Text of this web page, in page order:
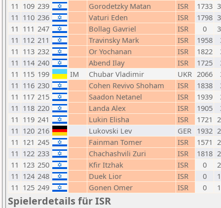
11 109 239 Gorodetzky Matan ISR 1733
11 110 236 Vaturi Eden ISR 1798
11 111 247 Bollag Gavriel ISR 0
11 112 211 Travinsky Mark ISR 1958
11 113 232 Or Yochanan ISR 1822
11 114 240 Abend Ilay ISR 1725
11 115 199 IM Chubar Vladimir UKR 2066
11 116 230 Cohen Revivo Shoham ISR 1838
11 117 215 Saadon Netanel ISR 1939
11 118 220 Landa Alex ISR 1905
11 119 241 Lukin Elisha ISR 1721
11 120 216 Lukovski Lev GER 1932
11 121 245 Fainman Tomer ISR 1571
11 122 233 Chachashvili Zuri ISR 1818
11 123 250 Kfir Itzhak ISR 0
11 124 248 Duek Lior ISR 0
11 125 249 Gonen Omer ISR 0
Spielerdetails für ISR